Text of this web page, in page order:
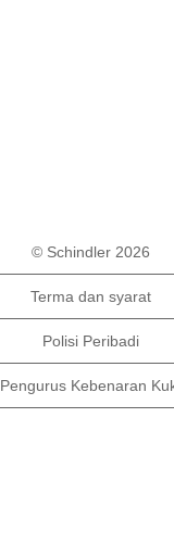
© Schindler 2026
Terma dan syarat
Polisi Peribadi
Pengurus Kebenaran